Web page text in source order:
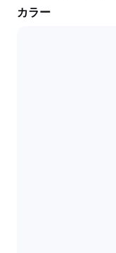
カラー